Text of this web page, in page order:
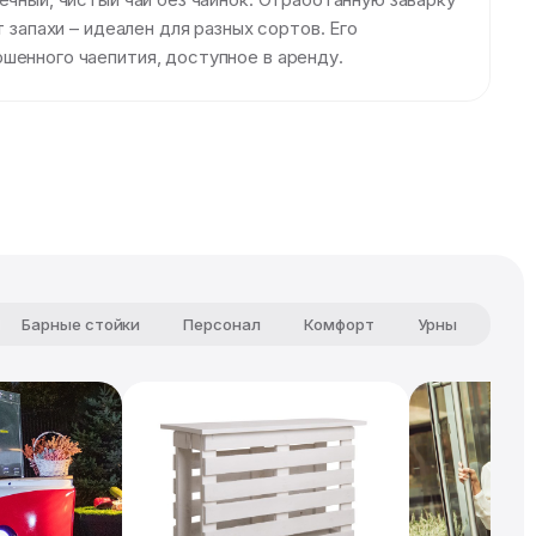
– идеален для разных сортов. Его
чаепития, доступное в аренду.
Барные стойки Персонал Комфорт Урны